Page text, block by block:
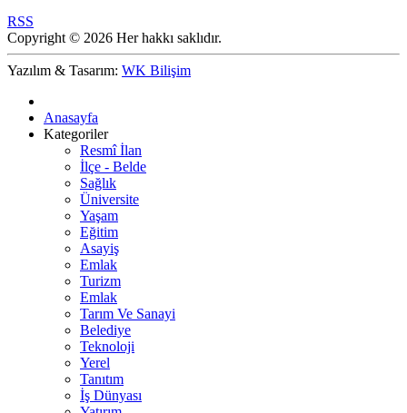
RSS
Copyright © 2026 Her hakkı saklıdır.
Yazılım & Tasarım: WK Bilişim
Anasayfa
Kategoriler
Resmî İlan
İlçe - Belde
Sağlık
Üniversite
Yaşam
Eğitim
Asayiş
Emlak
Turizm
Emlak
Tarım Ve Sanayi
Belediye
Teknoloji
Yerel
Tanıtım
İş Dünyası